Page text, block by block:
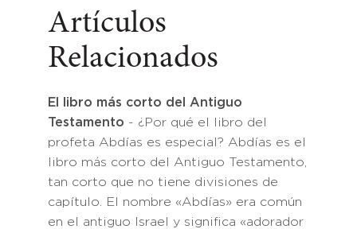
Artículos
Relacionados
El libro más corto del Antiguo
Testamento - ¿Por qué el libro del
profeta Abdías es especial? Abdías es el
libro más corto del Antiguo Testamento,
tan corto que no tiene divisiones de
capítulo. El nombre «Abdías» era común
en el antiguo Israel y significa «adorador